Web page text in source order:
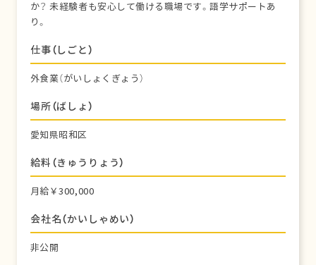
か？ 未経験者も安心して働ける職場です。語学サポートあ
り。
仕事（しごと）
外食業（がいしょくぎょう）
場所（ばしょ）
愛知県昭和区
給料（きゅうりょう）
月給￥300,000
会社名（かいしゃめい）
非公開